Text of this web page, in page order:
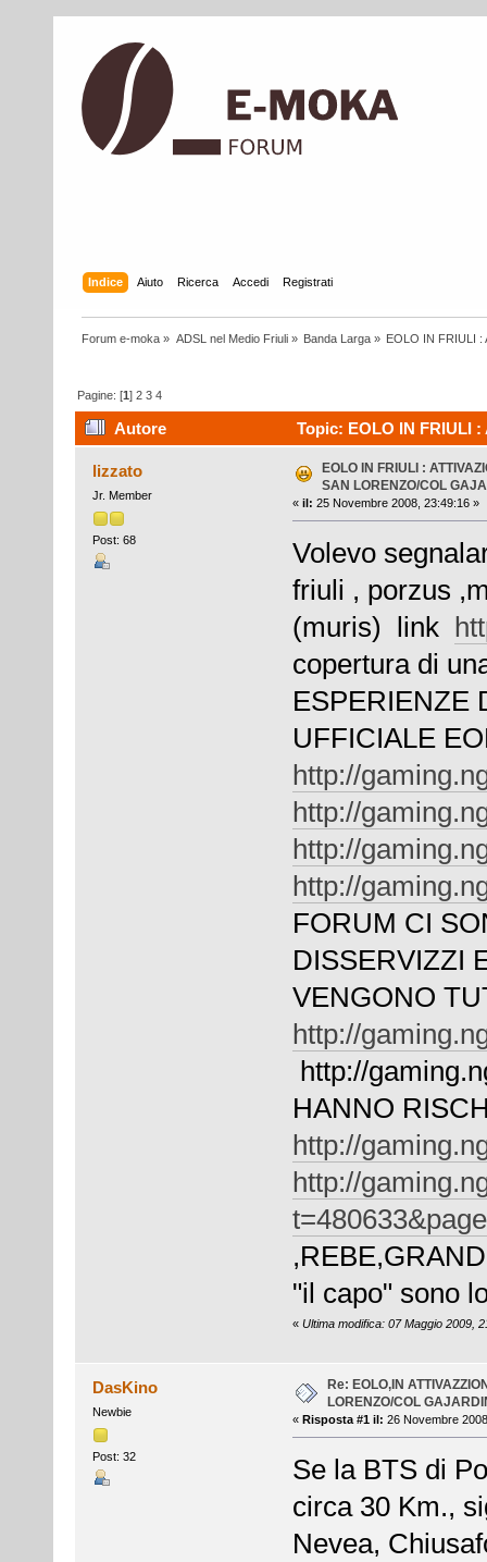
Indice Aiuto Ricerca Accedi Registrati
Forum e-moka » ADSL nel Medio Friuli» Banda Larga» EOLO IN FRIULI :
Pagine: [1]2 3 4
Autore
Topic: EOLO IN FRIULI :
GAJARDIN/**MURIS** (Letto 109789 volte)
lizzato
Jr. Member
Post: 68
EOLO IN FRIULI :
SAN LORENZO/COL
« il: 25 Novembre 2008, 23:49:16 »
Volevo
friuli , porzus
(muris) link
copertura di
ESPERIENZE
UFFICIALE
http://
http://
http://
http://
FORUM CI
DISSERVIZZI
VENGONO
http://
http://
HANNO
http://
http://
"il capo" sono
« Ultima modifica: 07 Maggio 2009,
DasKino
Newbie
Post: 32
Re: EOLO,IN
LORENZO/COL
« Risposta #1 il: 26 Novembre
Se la BTS di
circa 30 Km.,
Nevea,